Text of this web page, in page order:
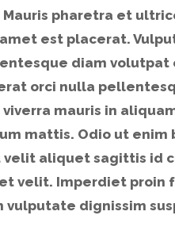
pharetra et
est placerat.
diam
orci nulla
mauris in
mattis. Odio ut
aliquet sagittis id
velit. Imperdiet proin
vulputate dignissim